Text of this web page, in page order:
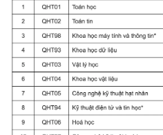
Media Văn hóa
Media Xã hội
Media Pháp luật
Media Du lịch